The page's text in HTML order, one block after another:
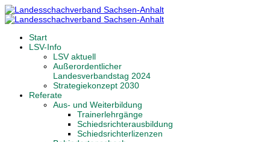
Start
LSV-Info
LSV aktuell
Außerordentlicher
Landesverbandstag 2024
Strategiekonzept 2030
Referate
Aus- und Weiterbildung
Trainerlehrgänge
Schiedsrichterausbildung
Schiedsrichterlizenzen